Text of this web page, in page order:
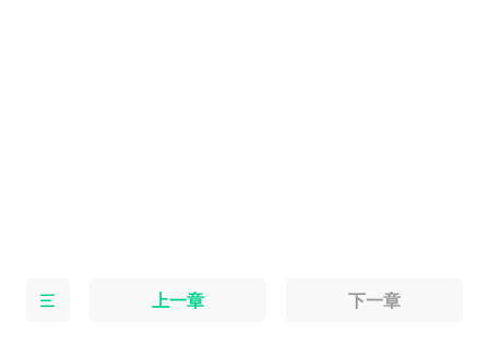
上一章 下一章